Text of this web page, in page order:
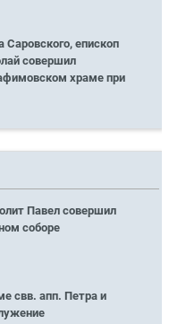
епископ
совершил
храме при
Павел совершил
соборе
свв. апп. Петра и